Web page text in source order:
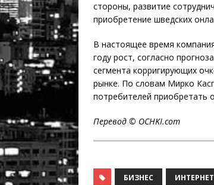
стороны, развитие
приобретение шведских
В настоящее время
году рост, согласно
сегмента корригирующих
рынке. По словам Мирко
потребителей приобретать
Перевод © OCHKI.com
БИЗНЕС ИНТЕРНЕТ